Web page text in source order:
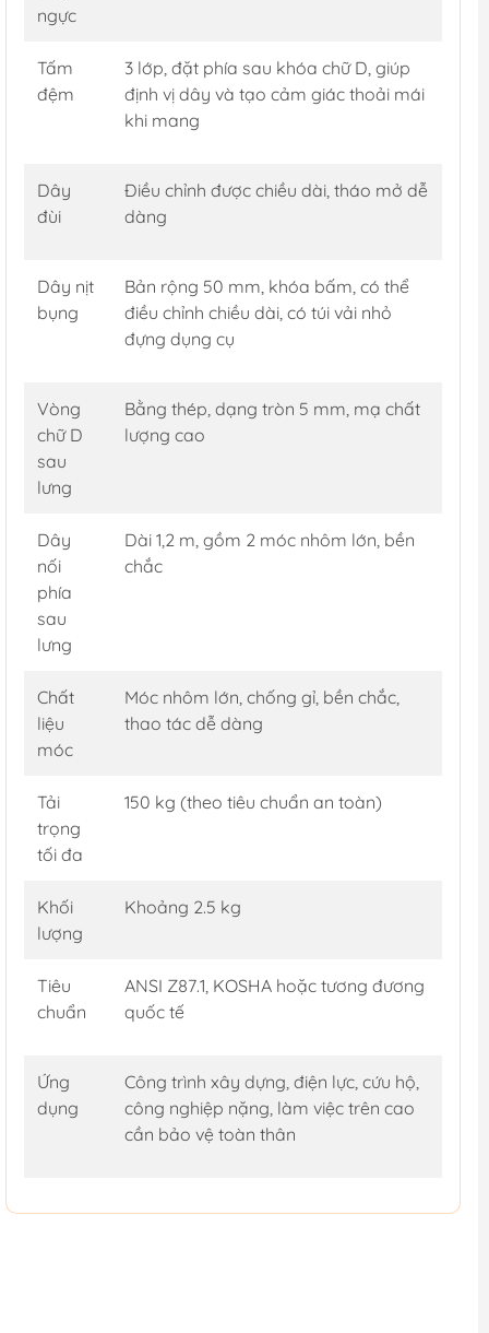
ngực
Tấm
đệm
3 lớp, đặt phía sau khóa chữ D, giúp
định vị dây và tạo cảm giác thoải mái
khi mang
Dây
đùi
Điều chỉnh được chiều dài, tháo mở dễ
dàng
Dây nịt
bụng
Bản rộng 50 mm, khóa bấm, có thể
điều chỉnh chiều dài, có túi vải nhỏ
đựng dụng cụ
Vòng
chữ D
sau
lưng
Bằng thép, dạng tròn 5 mm, mạ chất
lượng cao
Dây
nối
phía
sau
lưng
Dài 1,2 m, gồm 2 móc nhôm lớn, bền
chắc
Chất
liệu
móc
Móc nhôm lớn, chống gỉ, bền chắc,
thao tác dễ dàng
Tải
trọng
tối đa
150 kg (theo tiêu chuẩn an toàn)
Khối
lượng
Khoảng 2.5 kg
Tiêu
chuẩn
ANSI Z87.1, KOSHA hoặc tương đương
quốc tế
Ứng
dụng
Công trình xây dựng, điện lực, cứu hộ,
công nghiệp nặng, làm việc trên cao
cần bảo vệ toàn thân